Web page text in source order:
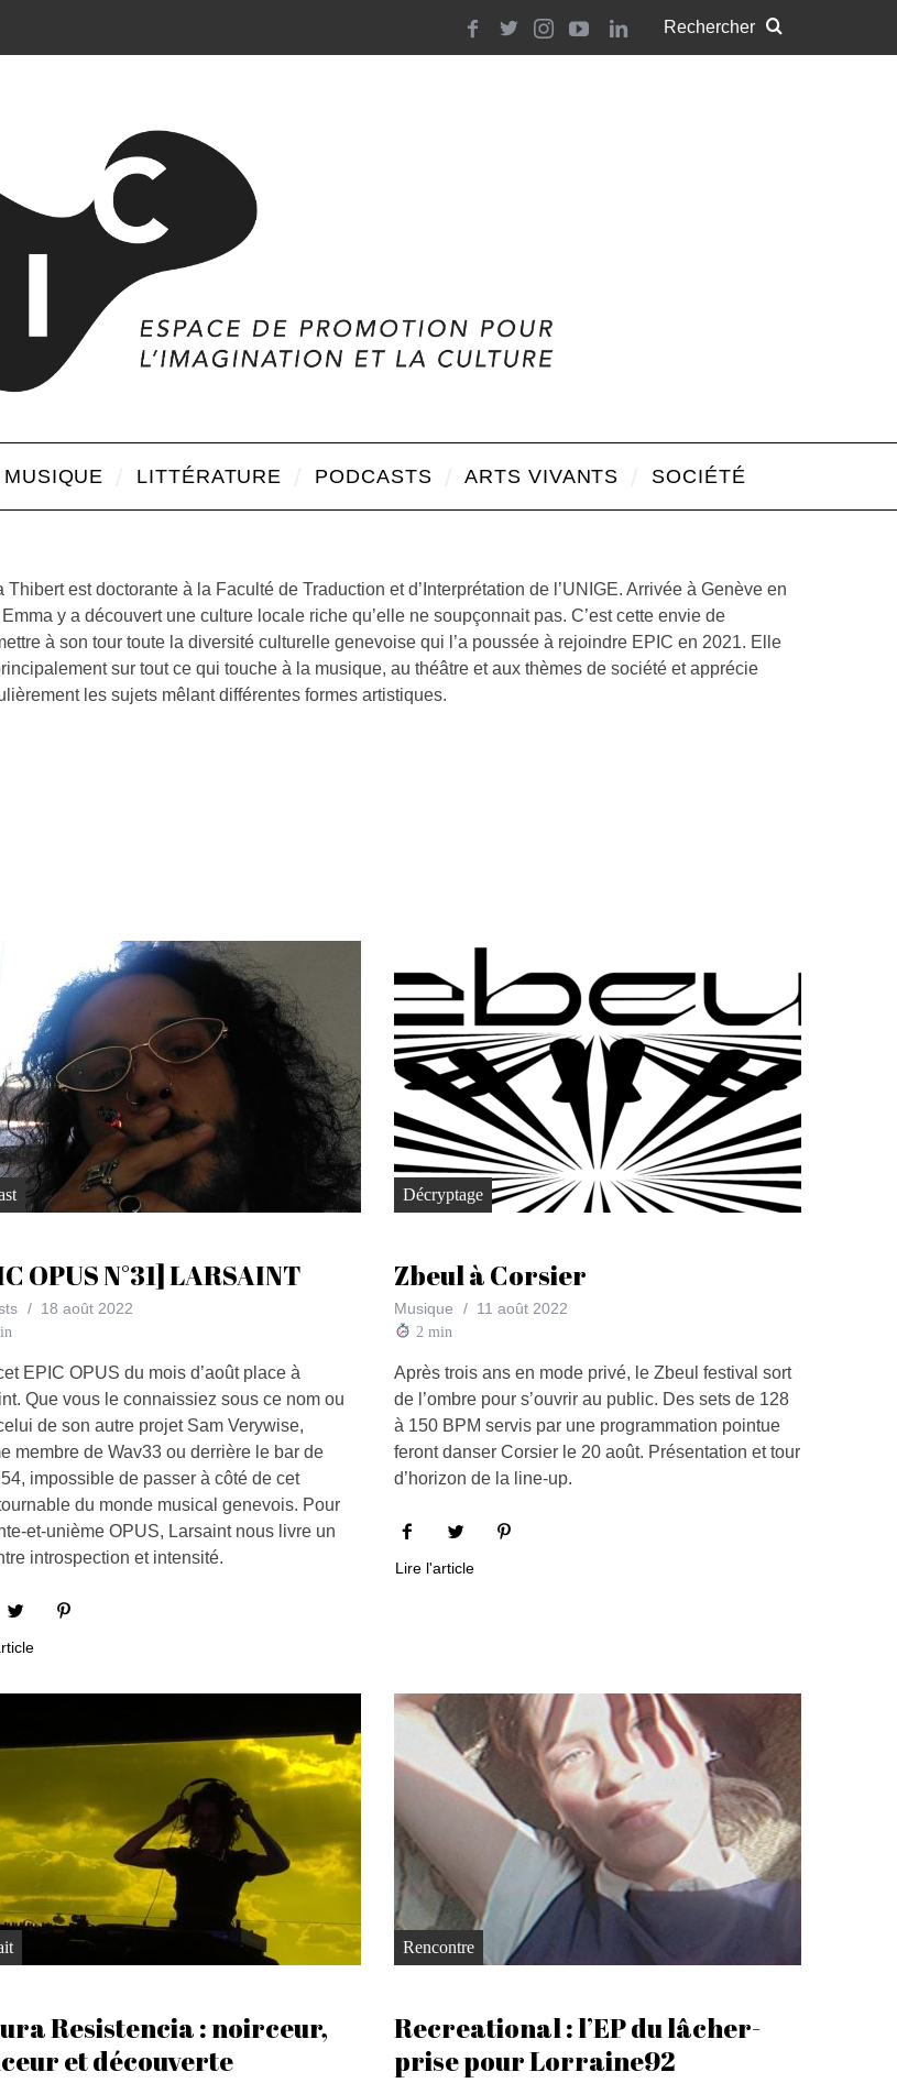
MUSIQUE LITTÉRATURE PODCASTS ARTS VIVANTS SOCIÉTÉ
Thibert est doctorante à la Faculté de Traduction et d’Interprétation de l’UNIGE. Arrivée à Genève en
y a découvert une culture locale riche qu’elle ne soupçonnait pas. C’est cette envie de
à son tour toute la diversité culturelle genevoise qui l’a poussée à rejoindre EPIC en 2021. Elle
sur tout ce qui touche à la musique, au théâtre et aux thèmes de société et apprécie
les sujets mêlant différentes formes artistiques.
OPUS N°31] LARSAINT
18 août 2022
EPIC OPUS du mois d’août place à
Que vous le connaissiez sous ce nom ou
de son autre projet Sam Verywise,
membre de Wav33 ou derrière le bar de
impossible de passer à côté de cet
du monde musical genevois. Pour
et-unième OPUS, Larsaint nous livre un
introspection et intensité.
Décryptage
Zbeul à Corsier
Musique 11 août 2022
2 min
Après trois ans en mode privé, le Zbeul festival sort
de l’ombre pour s’ouvrir au public. Des sets de 128
à 150 BPM servis par une programmation pointue
feront danser Corsier le 20 août. Présentation et tour
d’horizon de la line-up.
Lire l'article
Resistencia : noirceur,
et découverte
Rencontre
Recreational : l’EP du lâcher-
prise pour Lorraine92